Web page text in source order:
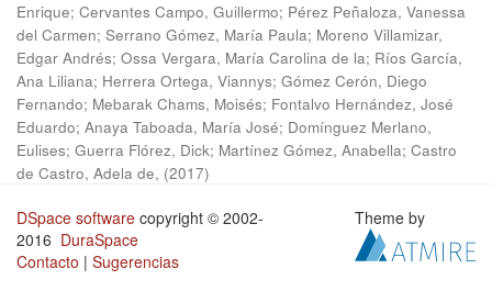
Enrique; Cervantes Campo, Guillermo; Pérez Peñaloza, Vanessa
del Carmen; Serrano Gómez, María Paula; Moreno Villamizar,
Edgar Andrés; Ossa Vergara, María Carolina de la; Ríos García,
Ana Liliana; Herrera Ortega, Viannys; Gómez Cerón, Diego
Fernando; Mebarak Chams, Moisés; Fontalvo Hernández, José
Eduardo; Anaya Taboada, María José; Domínguez Merlano,
Eulises; Guerra Flórez, Dick; Martínez Gómez, Anabella; Castro
de Castro, Adela de, (2017)
DSpace software copyright © 2002-
2016 DuraSpace
Contacto | Sugerencias
Theme by